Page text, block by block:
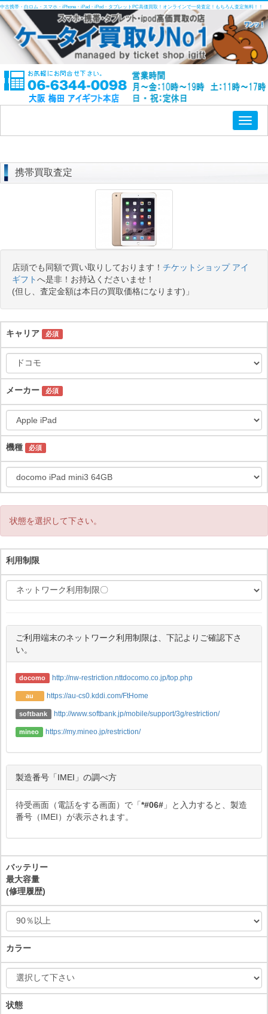
中古携帯・白ロム・スマホ・iPhone・iPad・iPod・タブレットPC高価買取！オンラインで一発査定！もちろん査定無料！！
携帯買取査定
店頭でも同額で買い取りしております！ チケットショップ アイ
ギフトへ是非！お持込くださいませ！
(但し、査定金額は本日の買取価格になります)」
キャリア 必須
メーカー 必須
機種 必須
状態を選択して下さい。
利用制限
ご利用端末のネットワーク利用制限は、下記よりご確認下さ
い。
docomo http://nw-restriction.nttdocomo.co.jp/top.php
au https://au-cs0.kddi.com/FtHome
softbank http://www.softbank.jp/mobile/support/3g/restriction/
mineo https://my.mineo.jp/restriction/
製造番号「IMEI」の調べ方
待受画面（電話をする画面）で「*#06# 」と入力すると、製造
番号（IMEI）が表示されます。
バッテリー
最大容量
(修理履歴)
カラー
状態